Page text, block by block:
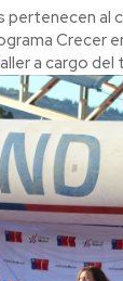
al
Crecer
a cargo del